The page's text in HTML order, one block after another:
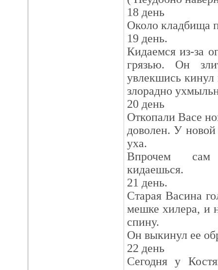
18 день
Около кладбища
19 день.
Кидаемся из-за
грязью. Он
увлекшись кинул
злорадно
20 день
Откопали Васе
доволен. У новой
уха.
Впрочем сам
кидаешься.
21 день.
Старая Васина
мешке хилера, и
спину.
Он выкинул ее
22 день
Сегодня у